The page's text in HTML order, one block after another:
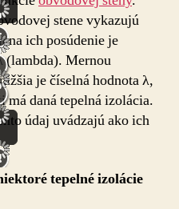
stene vykazujú
na ich posúdenie je
(lambda). Mernou
je číselná hodnota λ,
má daná tepelná izolácia.
údaj uvádzajú ako ich
tepelné izolácie